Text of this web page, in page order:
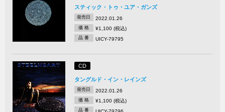
スティック・トゥ・ユア・ガンズ
発売日 2022.01.26
価 格 ¥1,100 (税込)
品 番 UICY-79795
CD
タングルド・イン・レインズ
発売日 2022.01.26
価 格 ¥1,100 (税込)
品 番